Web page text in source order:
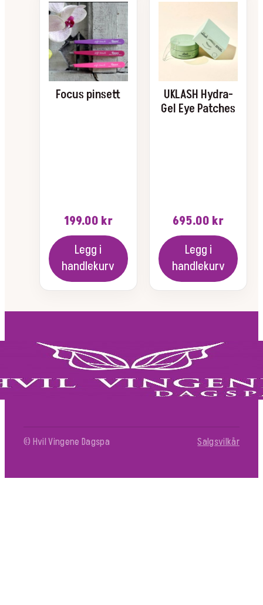
Focus pinsett
199.00 kr
Legg i
handlekurv
UKLASH Hydra-
Gel Eye Patches
695.00 kr
Legg i
handlekurv
© Hvil Vingene Dagspa Salgsvilkår